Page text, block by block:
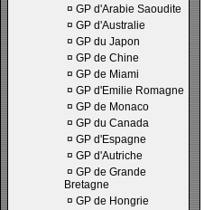
¤ GP d'Arabie Saoudite
¤ GP d'Australie
¤ GP du Japon
¤ GP de Chine
¤ GP de Miami
¤ GP d'Emilie Romagne
¤ GP de Monaco
¤ GP du Canada
¤ GP d'Espagne
¤ GP d'Autriche
¤ GP de Grande
Bretagne
¤ GP de Hongrie